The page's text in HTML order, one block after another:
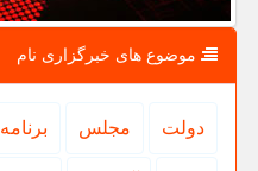
موضوع های خبرگزاری نام
دولت مجلس برنامه